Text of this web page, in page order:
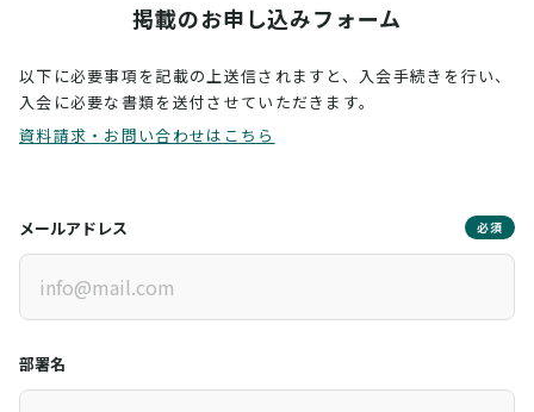
掲載のお申し込みフォーム
以下に必要事項を記載の上送信されますと、入会手続きを行い、
入会に必要な書類を送付させていただきます。
資料請求・お問い合わせはこちら
メールアドレス 必須
部署名